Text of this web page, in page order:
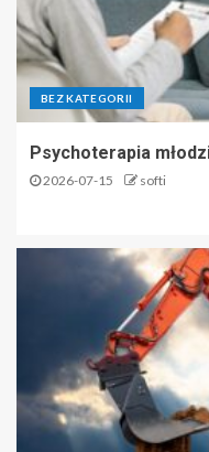
BEZ KATEGORII
Psychoterapia
2026-07-15 softi